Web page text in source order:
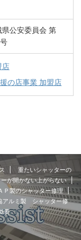
公安委員会 第
店
の店事業 加盟店
重たいシャッターの
が開かない上がらない
Ｐ製のシャッター修理
アルミ製 シャッター修
要